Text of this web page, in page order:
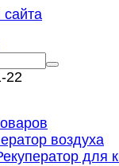
22
воздуха
для